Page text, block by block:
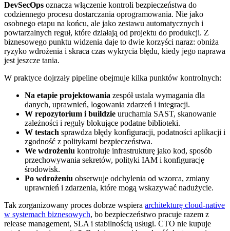
DevSecOps oznacza włączenie kontroli bezpieczeństwa do
codziennego procesu dostarczania oprogramowania. Nie jako
osobnego etapu na końcu, ale jako zestawu automatycznych i
powtarzalnych reguł, które działają od projektu do produkcji. Z
biznesowego punktu widzenia daje to dwie korzyści naraz: obniża
ryzyko wdrożenia i skraca czas wykrycia błędu, kiedy jego naprawa
jest jeszcze tania.
W praktyce dojrzały pipeline obejmuje kilka punktów kontrolnych:
Na etapie projektowania zespół ustala wymagania dla
danych, uprawnień, logowania zdarzeń i integracji.
W repozytorium i buildzie uruchamia SAST, skanowanie
zależności i reguły blokujące podatne biblioteki.
W testach sprawdza błędy konfiguracji, podatności aplikacji i
zgodność z politykami bezpieczeństwa.
We wdrożeniu kontroluje infrastrukturę jako kod, sposób
przechowywania sekretów, polityki IAM i konfigurację
środowisk.
Po wdrożeniu obserwuje odchylenia od wzorca, zmiany
uprawnień i zdarzenia, które mogą wskazywać nadużycie.
Tak zorganizowany proces dobrze wspiera architekturę cloud-native
w systemach biznesowych, bo bezpieczeństwo pracuje razem z
release management, SLA i stabilnością usługi. CTO nie kupuje